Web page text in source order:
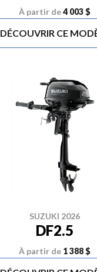
À partir de4 003 $
DÉCOUVRIR CE
SUZUKI 2026
DF2.5
À partir de 1 388 $